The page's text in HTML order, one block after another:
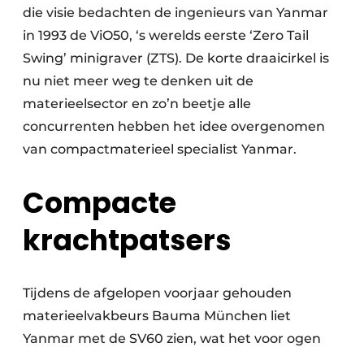
die visie bedachten de ingenieurs van Yanmar
in 1993 de ViO50, ‘s werelds eerste ‘Zero Tail
Swing’ minigraver (ZTS). De korte draaicirkel is
nu niet meer weg te denken uit de
materieelsector en zo’n beetje alle
concurrenten hebben het idee overgenomen
van compactmaterieel specialist Yanmar.
Compacte
krachtpatsers
Tijdens de afgelopen voorjaar gehouden
materieelvakbeurs Bauma München liet
Yanmar met de SV60 zien, wat het voor ogen